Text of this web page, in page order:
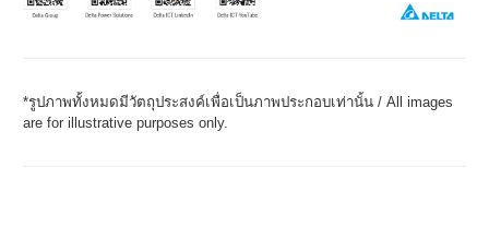
*รูปภาพทั้งหมดมีวัตถุประสงค์เพื่อเป็นภาพประกอบเท่านั้น / All images
are for illustrative purposes only.